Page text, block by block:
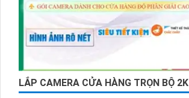
LẮP CAMERA CỬA HÀNG TRỌN BỘ 2K